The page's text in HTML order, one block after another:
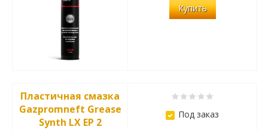
Купить
Пластичная смазка
Gazpromneft Grease
Synth LX EP 2
Под заказ